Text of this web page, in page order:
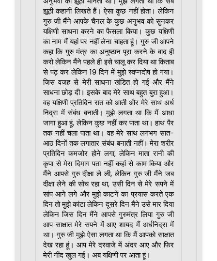
झूठी कहानी लिखते हैं। ऐसा कुछ नहीं होता। लेकिन
गुरु जी मैंने आपके चैनल के कुछ अनुभव को सुनकर
यक्षिणी साधना करने का फैसला किया। कुछ यक्षिणी
का नाम मैं यहां पर नहीं लेना चाहता हूं। गुरु जी आपने
कहा कि गुरु मंत्र का अनुष्ठान पूरा करने के बाद ही
करो लेकिन मैंने पहले ही इसे चालू कर दिया था किताब
से पढ़ कर लेकिन 19 दिन में मुझे स्वप्नदोष हो गया।
जिस वजह से मेरी साधना खंडित हो गई और मैंने
साधना छोड़ दी। इसके बाद मेरे साथ बहुत बुरा हुआ।
वह यक्षिणी प्रतिदिन रात को आती और मेरे साथ अर्ध
निद्रा में संबंध बनाती। मुझे लगता था कि मैं आधा
जागा हुआ हूं, लेकिन कुछ नहीं कर पाता था। हाथ पैर
तक नहीं चला पाता था। वह मेरे साथ लगभग सात-
आठ दिनों तक लगातार संबंध बनाती नहीं। मेरा शरीर
प्रतिदिन कमजोर होने लगा, लेकिन माता रानी की
कृपा से मेरा दिमाग पता नहीं कहां से काम किया और
मैंने आपसे गुरु दीक्षा ले ली, लेकिन गुरु जी मैंने जब
दीक्षा लेने की सोच रहा था, उसी दिन से मेरे सपने में
सांप आने लगे और मुझे काटने का प्रयास करते एक
दिन तो मुझे कांटा लेकिन दूसरे दिन मैंने उसे मार दिया
लेकिन जिस दिन मैंने आपसे गुरुमंत्र लिया गुरु जी
आप साक्षात मेरे सपने में आए शायद मैं अर्धनिद्रा में
था। गुरु जी मुझे ऐसा लगता था कि मैं आपको साक्षात
देख रहा हूं। आप मेरे दरवाजे में अंदर आए और फिर
मेरी नींद खुल गई। अब यक्षिणी पर आता हूं।